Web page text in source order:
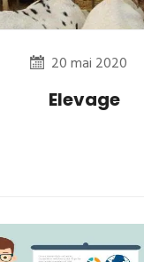
20 mai 2020
Elevage